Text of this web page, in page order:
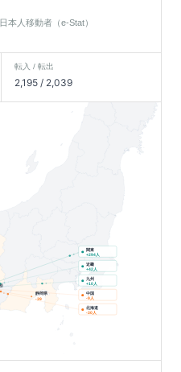
本人移動者（e-Stat）
転入 / 転出
2,195/ 2,039
静岡県
-39
)
関東
+294人
近畿
+42人
九州
+10人
中国
-9人
北海道
-30人